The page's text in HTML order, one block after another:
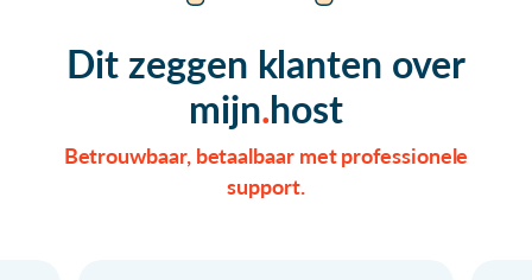
Dit zeggen klanten over
mijn host
Betrouwbaar, betaalbaar met professionele
support.